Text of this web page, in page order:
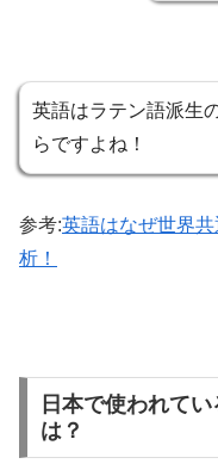
英語はラテン語派生
らですよね！
参考:英語はなぜ世界
析！
日本で使われて
は？